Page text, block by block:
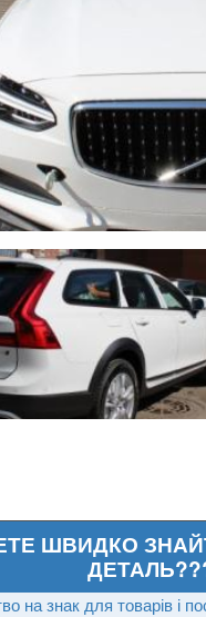
ШВИДКО
на знак для товарів і